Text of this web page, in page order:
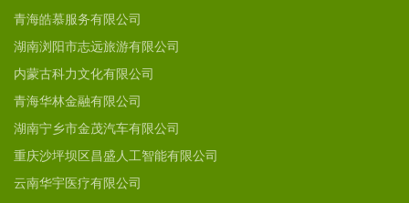
青海皓慕服务有限公司
湖南浏阳市志远旅游有限公司
内蒙古科力文化有限公司
青海华林金融有限公司
湖南宁乡市金茂汽车有限公司
重庆沙坪坝区昌盛人工智能有限公司
云南华宇医疗有限公司